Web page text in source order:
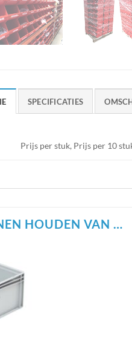
SPECIFICATIES
Prijs per stuk, Prijs per 10
HOUDEN VAN …